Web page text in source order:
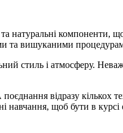
натуральні компоненти,
та вишуканими
стиль і атмосферу.
відразу кількох
навчання, щоб бути в